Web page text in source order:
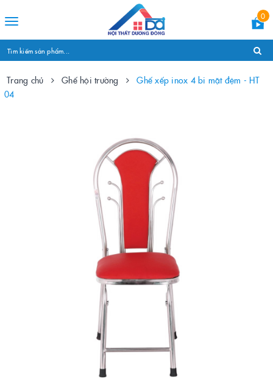
Toggle
0
Trang chủ Ghế hội trường
Ghế xếp inox 4 bi mặt đệm - HT
04